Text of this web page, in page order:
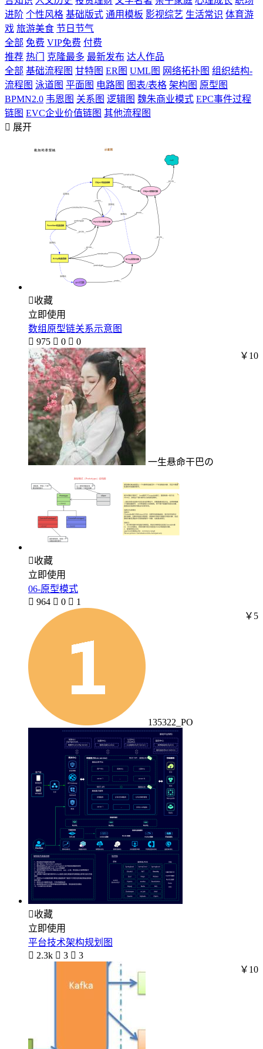
进阶 个性风格 基础版式 通用模板 影视综艺 生活常识 体育游
戏 旅游美食 节日节气
全部 免费 VIP免费 付费
推荐 热门 克隆最多 最新发布 达人作品
全部 基础流程图 甘特图 ER图 UML图 网络拓扑图 组织结构-
流程图 泳道图 平面图 电路图 图表/表格 架构图 原型图
BPMN2.0 韦恩图 关系图 逻辑图 魏朱商业模式 EPC事件过程
链图 EVC企业价值链图 其他流程图
 展开
收藏
立即使用
数组原型链关系示意图
 975  0  0
一生悬命干巴の
￥10
收藏
立即使用
06-原型模式
 964  0  1
135322_PO
￥5
收藏
立即使用
平台技术架构规划图
 2.3k  3  3
￥10